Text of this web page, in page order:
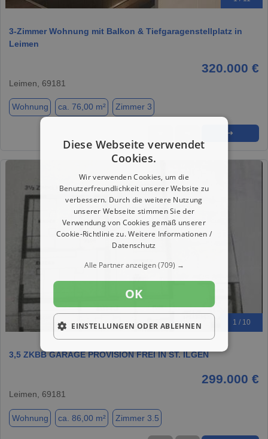
3-Zimmer Wohnung mit Balkon & Tiefgaragenstellplatz in
Leimen
320.000 €
Leimen, 69181
Wohnung ca. 76,00 m² Zimmer 3
➜
1 / 10
3,5 ZKBB GARAGE PROVISION FREI IN ST. ILGEN
299.000 €
Leimen, 69181
Wohnung ca. 86,00 m² Zimmer 3.5
Diese Webseite verwendet
Cookies.
Wir verwenden Cookies, um die
Benutzerfreundlichkeit unserer Website zu
verbessern. Durch die weitere Nutzung
unserer Webseite stimmen Sie der
Verwendung von Cookies gemäß unserer
Cookie-Richtlinie zu.Weitere Informationen /
Datenschutz
Alle Partner anzeigen(709) →
OK
EINSTELLUNGEN ODER ABLEHNEN